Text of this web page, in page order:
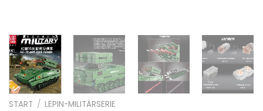
START / LEPIN-MILITÄRSERIE